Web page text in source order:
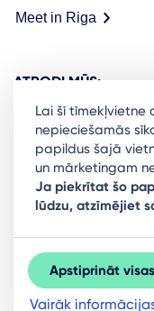
Meet in Riga
ATRODI MŪS:
Ready to stay in
community?
Sign Up
Lai šī
nepieciešamās
papildus šajā
un mārketingam
Ja piekrītat šo
lūdzu, atzīmējiet
Apstiprināt visas
Vairāk